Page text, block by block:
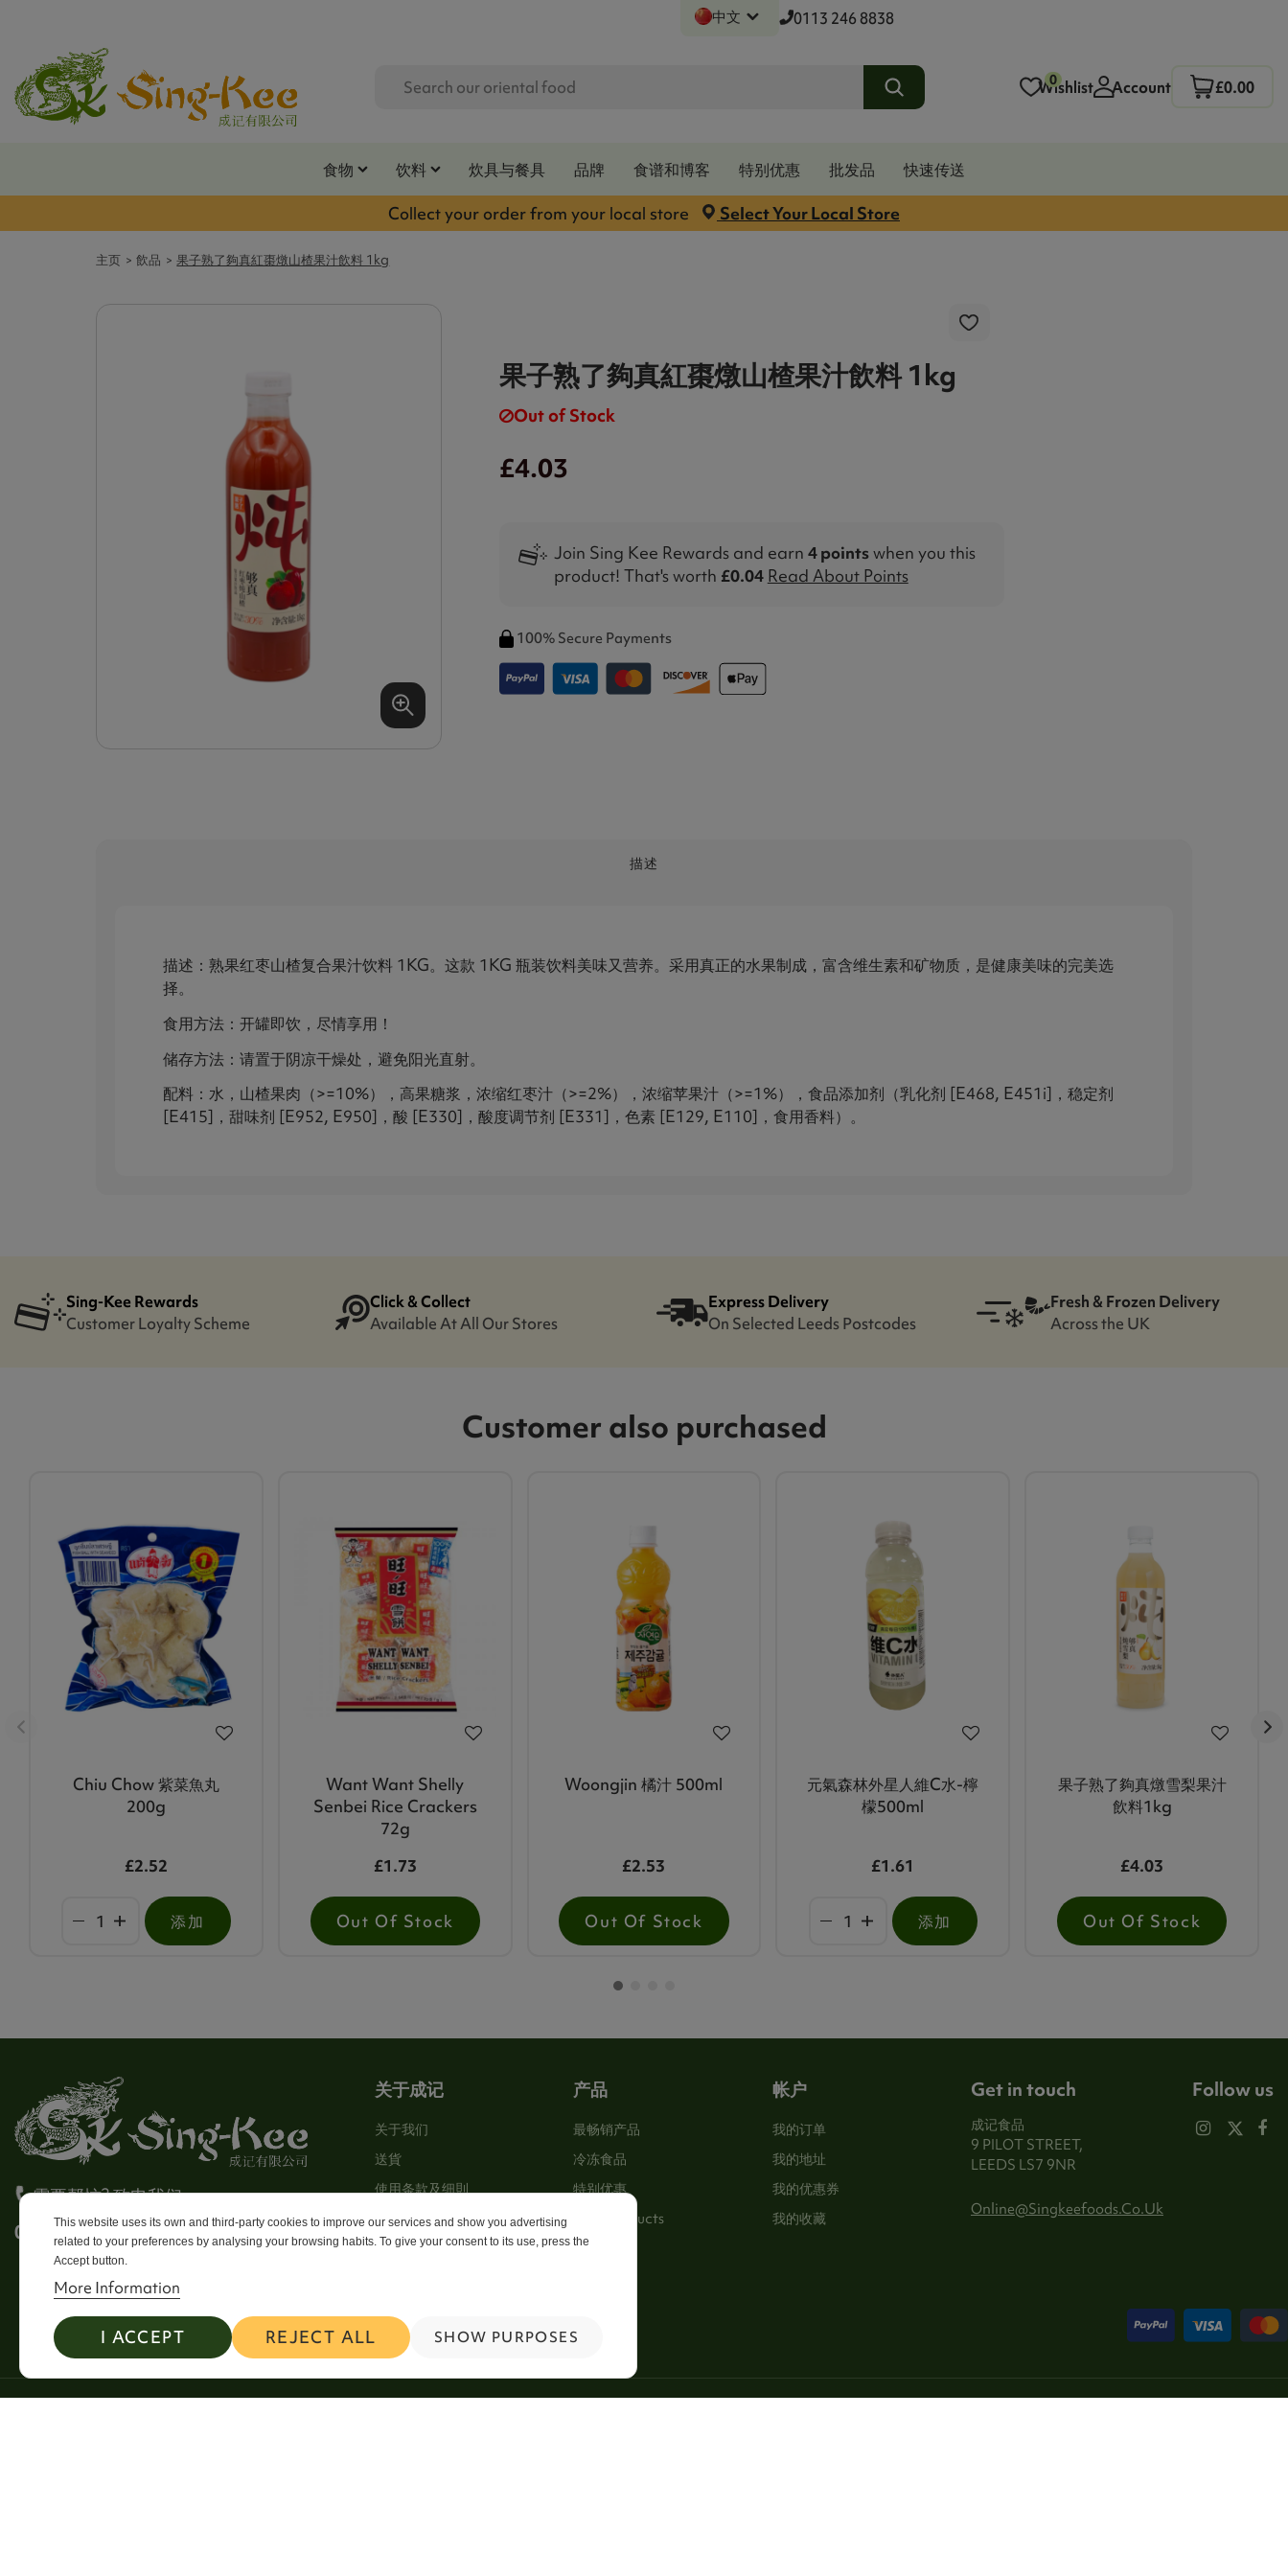
中文 0113 246 8838
0
Wishlist Account £0.00
食物 饮料 炊具与餐具 品牌 食谱和博客 特别优惠 批发品
快速传送
Collect your order from your local store
Select Your Local Store
主页 飲品 果子熟了夠真紅棗燉山楂果汁飲料 1kg
果子熟了夠真紅棗燉山楂果汁飲料 1kg
Out of Stock
£4.03
Join Sing Kee Rewards and earn 4 pointswhen you this
product! That's worth £0.04 Read About Points
100% Secure Payments
描述
描述：熟果红枣山楂复合果汁饮料 1KG。这款 1KG 瓶装饮料美味又营养。采用真正的水果制成，富含维生素和矿物质，是健康美味的完美选
择。
食用方法：开罐即饮，尽情享用！
储存方法：请置于阴凉干燥处，避免阳光直射。
配料：水，山楂果肉（>=10%），高果糖浆，浓缩红枣汁（>=2%），浓缩苹果汁（>=1%），食品添加剂（乳化剂 [E468, E451i]，稳定剂
[E415]，甜味剂 [E952, E950]，酸 [E330]，酸度调节剂 [E331]，色素 [E129, E110]，食用香料）。
Sing-Kee Rewards
Customer Loyalty Scheme
Click & Collect
Available At All Our Stores
Express Delivery
On Selected Leeds Postcodes
Fresh & Frozen Delivery
Across the UK
Customer also purchased
Chiu Chow 紫菜魚丸
200g
£2.52
添加
Want Want Shelly
Senbei Rice Crackers
72g
£1.73
Out Of Stock
Woongjin 橘汁 500ml
£2.53
Out Of Stock
元氣森林外星人維C水-檸
檬500ml
£1.61
添加
果子熟了夠真燉雪梨果汁
飲料1kg
£4.03
Out Of Stock
需要帮忙? 致电我们
0113 246 8838 Option 4
关于成记
关于我们
送貨
使用条款及细則
Stores
Sitemap
产品
最畅销产品
冷冻食品
特别优惠
New Products
帐户
我的订单
我的地址
我的优惠券
我的收藏
Get in touch
成记食品
9 PILOT STREET,
LEEDS LS7 9NR
Online@singkeefoods.co.uk
This website uses its own and third-party cookies to improve our services and show you advertising
related to your preferences by analysing your browsing habits. To give your consent to its use, press the
Accept button.
More Information
I ACCEPT REJECT ALL SHOW PURPOSES
Follow us